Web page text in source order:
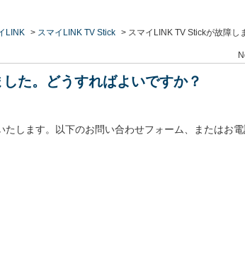
LINK > スマイLINK TV Stick > スマイLINK TV Stickが故障し
た。どうすればよいですか？
します。以下のお問い合わせフォーム、またはお電